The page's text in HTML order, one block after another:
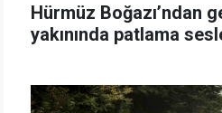
Hürmüz Boğazı’ndan
yakınında patlama